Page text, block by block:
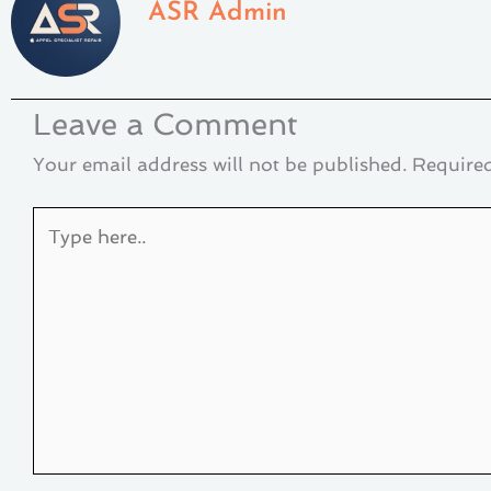
ASR Admin
Leave a Comment
Your email address will not be published.
here..